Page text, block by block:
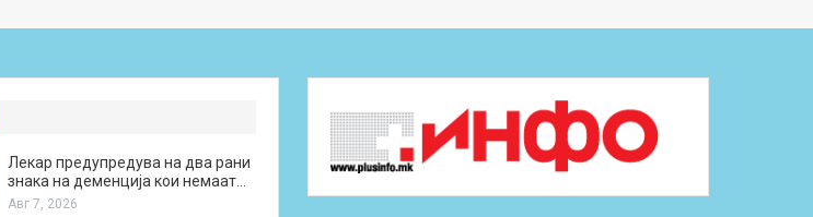
Лекар предупредува на два рани
знака на деменција кои немаат…
Авг 7, 2026